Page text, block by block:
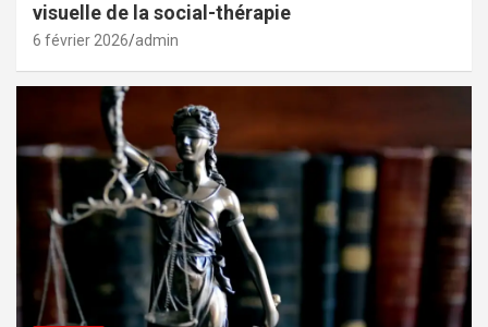
visuelle de la social-thérapie
6 février 2026 admin